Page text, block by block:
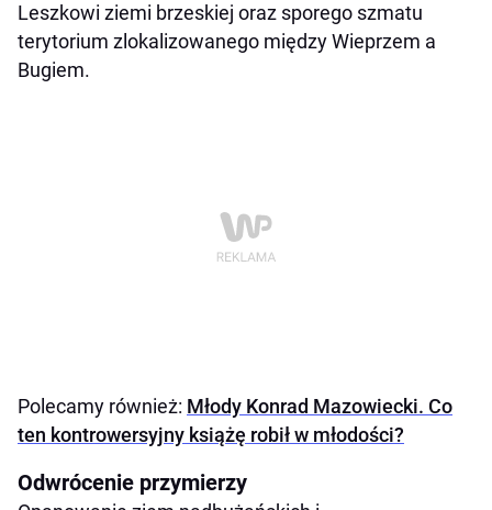
Leszkowi ziemi brzeskiej oraz sporego szmatu
terytorium zlokalizowanego między Wieprzem a
Bugiem.
Polecamy również: Młody Konrad Mazowiecki. Co
ten kontrowersyjny książę robił w młodości?
Odwrócenie przymierzy